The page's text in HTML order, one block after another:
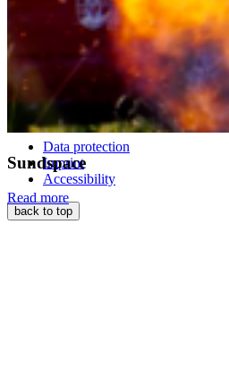
Sundspace
Read more
Follow us
© 2026 Hochschule Stralsund
Data protection
Imprint
Accessibility
back to top